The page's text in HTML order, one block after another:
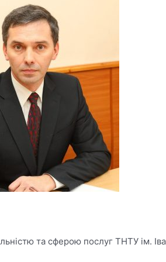
та сферою послуг ТНТУ ім.